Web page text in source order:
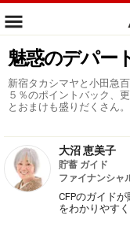
魅惑のデパー
新宿タカシマヤと小田急
５％のポイントバック、
とおまけも盛りだくさん
大沼 恵美子
貯蓄 ガイド
ファイナンシャ
CFPのガイド
をわかりやすく